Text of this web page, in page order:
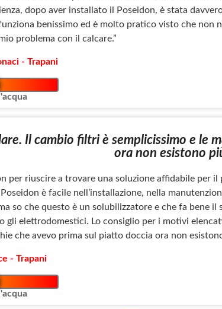
dopo aver installato il Poseidon, è stata
benissimo ed è molto pratico visto che non
problema con il calcare.”
- Trapani
Il cambio filtri è semplicissimo e le
ora non esistono
per riuscire a trovare una soluzione affidabile per
è facile nell’installazione, nella
so che questo è un solubilizzatore e che fa bene
gli elettrodomestici. Lo consiglio per i motivi
che avevo prima sul piatto doccia ora non
- Trapani